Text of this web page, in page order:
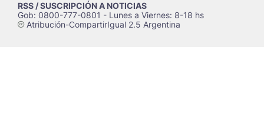
RSS / SUSCRIPCIÓN A NOTICIAS
Gob: 0800-777-0801 - Lunes a Viernes: 8-18 hs
cAtribución-CompartirIgual 2.5 Argentina